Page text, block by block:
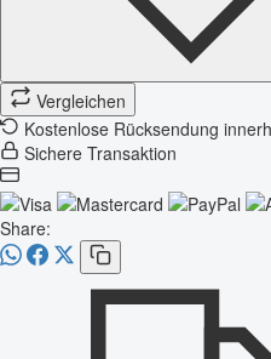
Vergleichen
Kostenlose Rücksendung
Sichere Transaktion
Share: